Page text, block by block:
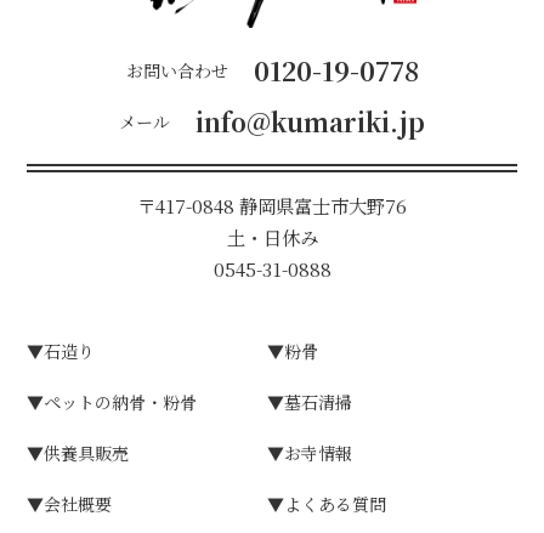
お問い合わせ 0120-19-0778
メール info@kumariki.jp
〒417-0848 静岡県富⼠市⼤野76
⼟・⽇休み
0545-31-0888
▼⽯造り ▼粉⾻
▼ペットの納骨・粉骨 ▼墓⽯清掃
▼供養具販売 ▼お寺情報
▼会社概要 ▼よくある質問